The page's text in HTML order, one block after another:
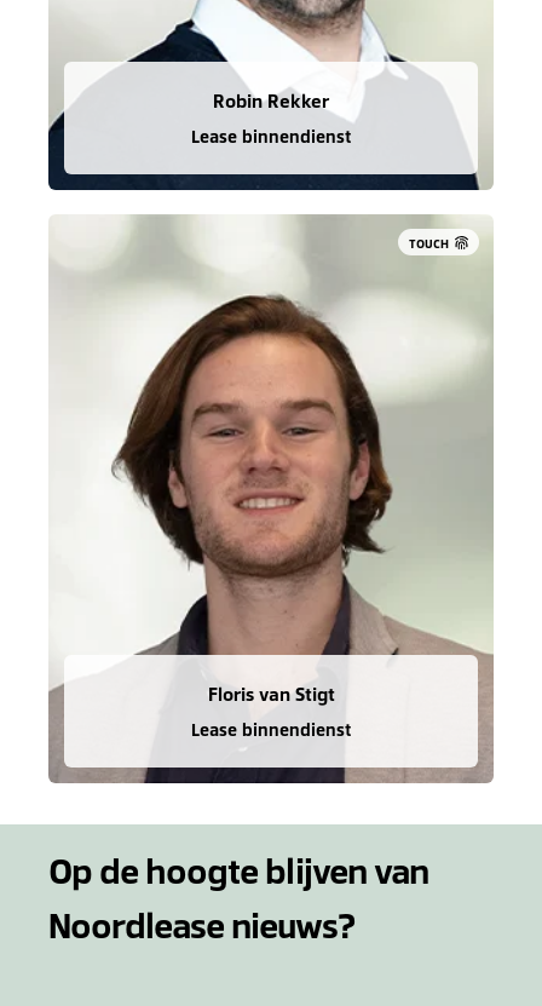
Robin Rekker
Lease binnendienst
TOUCH
Floris van Stigt
Lease binnendienst
Op de hoogte blijven van
Noordlease nieuws?